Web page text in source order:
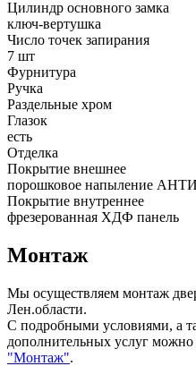
Цилиндр основного замка
ключ-вертушка
Число точек запирания
7 шт
Фурнитура
Ручка
Раздельные хром
Глазок
есть
Отделка
Покрытие внешнее
порошковое напыление
Покрытие внутреннее
фрезерованная ХДФ панель
Монтаж
Мы осуществляем монтаж
Лен.области.
С подробными условиями, а
дополнительных услуг можно
"Монтаж".